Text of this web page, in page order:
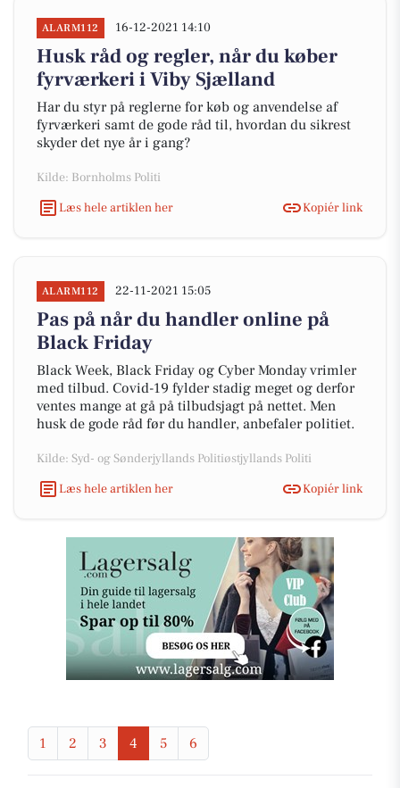
ALARM112 16-12-2021 14:10
Husk råd og regler, når du køber
fyrværkeri i Viby Sjælland
Har du styr på reglerne for køb og anvendelse af
fyrværkeri samt de gode råd til, hvordan du sikrest
skyder det nye år i gang?
Kilde: Bornholms Politi
Læs hele artiklen her
Kopiér link
ALARM112 22-11-2021 15:05
Pas på når du handler online på
Black Friday
Black Week, Black Friday og Cyber Monday vrimler
med tilbud. Covid-19 fylder stadig meget og derfor
ventes mange at gå på tilbudsjagt på nettet. Men
husk de gode råd før du handler, anbefaler politiet.
Kilde: Syd- og Sønderjyllands Politiøstjyllands Politi
Læs hele artiklen her
Kopiér link
1 2 3 4 5 6